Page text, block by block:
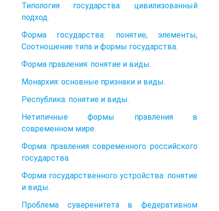
Типология государства: цивилизованный
подход.
Форма государства: понятие, элементы,
Соотношение типа и формы государства.
Форма правления: понятие и виды.
Монархия: основные признаки и виды.
Республика: понятие и виды.
Нетипичные формы правления в
современном мире.
Форма правления современного российского
государства.
Форма государственного устройства: понятие
и виды.
Проблема суверенитета в федеративном